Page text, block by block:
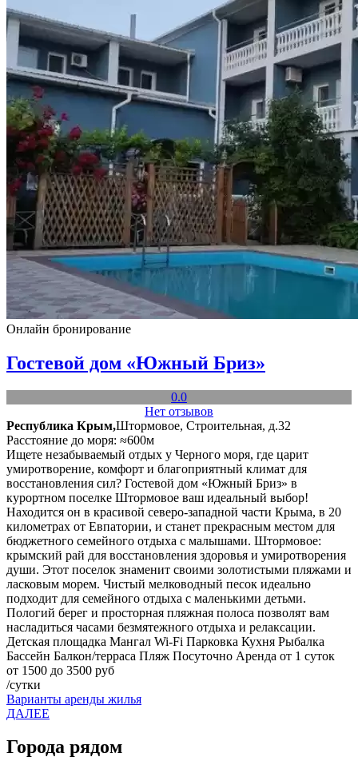
Онлайн бронирование
Гостевой дом «Южный Бриз»
0.0
Нет отзывов
Республика Крым,Штормовое, Строительная, д.32
Расстояние до моря: ≈600м
Ищете незабываемый отдых у Черного моря, где царит
умиротворение, комфорт и благоприятный климат для
восстановления сил? Гостевой дом «Южный Бриз» в
курортном поселке Штормовое ваш идеальный выбор!
Находится он в красивой северо-западной части Крыма, в 20
километрах от Евпатории, и станет прекрасным местом для
бюджетного семейного отдыха с малышами. Штормовое:
крымский рай для восстановления здоровья и умиротворения
души. Этот поселок знаменит своими золотистыми пляжами и
ласковым морем. Чистый мелководный песок идеально
подходит для семейного отдыха с маленькими детьми.
Пологий берег и просторная пляжная полоса позволят вам
насладиться часами безмятежного отдыха и релаксации.
Детская площадка Мангал Wi-Fi Парковка Кухня Рыбалка
Бассейн Балкон/терраса Пляж Посуточно Аренда от 1 суток
от 1500 до 3500 руб
/сутки
Варианты аренды жилья
ДАЛЕЕ
Города рядом